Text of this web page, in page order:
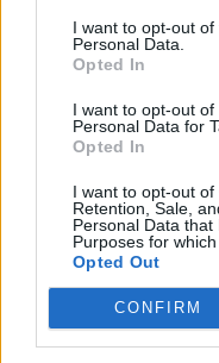
I want to opt-out
Personal Data.
Opted In
I want to opt-out
Personal Data for
Opted In
I want to opt-out of
Retention, Sale,
Personal Data
Purposes for
Opted Out
CONFIRM
Védelmi
három
igazán nagy
Hivatalosan nem az